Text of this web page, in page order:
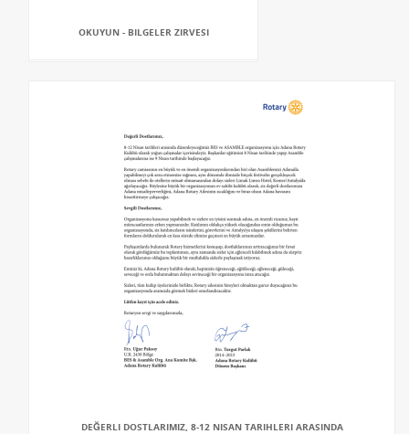
OKUYUN - BILGELER ZIRVESI
DEĞERLI DOSTLARIMIZ, 8-12 NISAN TARIHLERI ARASINDA